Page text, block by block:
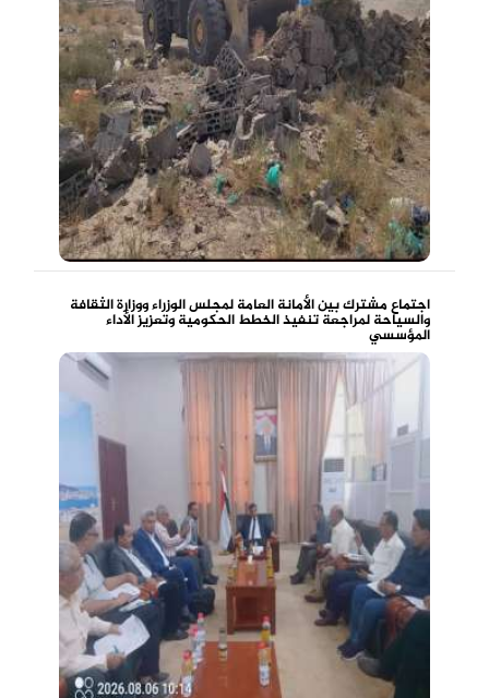
اجتماع مشترك بين الأمانة العامة لمجلس الوزراء ووزارة الثقافة
والسياحة لمراجعة تنفيذ الخطط الحكومية وتعزيز الأداء
المؤسسي